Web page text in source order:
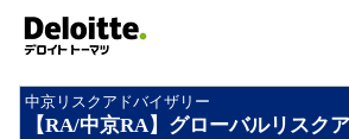
中京リスクアドバイザリー
【RA/中京RA】グローバルリスク